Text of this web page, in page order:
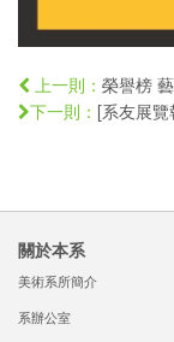
上一則： 榮譽榜
下一則： [系友展
關於本系
美術系所簡介
系辦公室